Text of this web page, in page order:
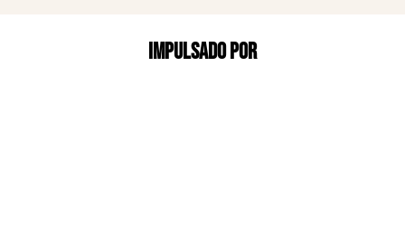
Impulsado por